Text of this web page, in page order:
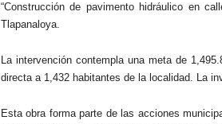
“Construcción de pavimento hidráulico en
Tlapanaloya.
La intervención contempla una meta de
directa a 1,432 habitantes de la localidad. La
Esta obra forma parte de las acciones